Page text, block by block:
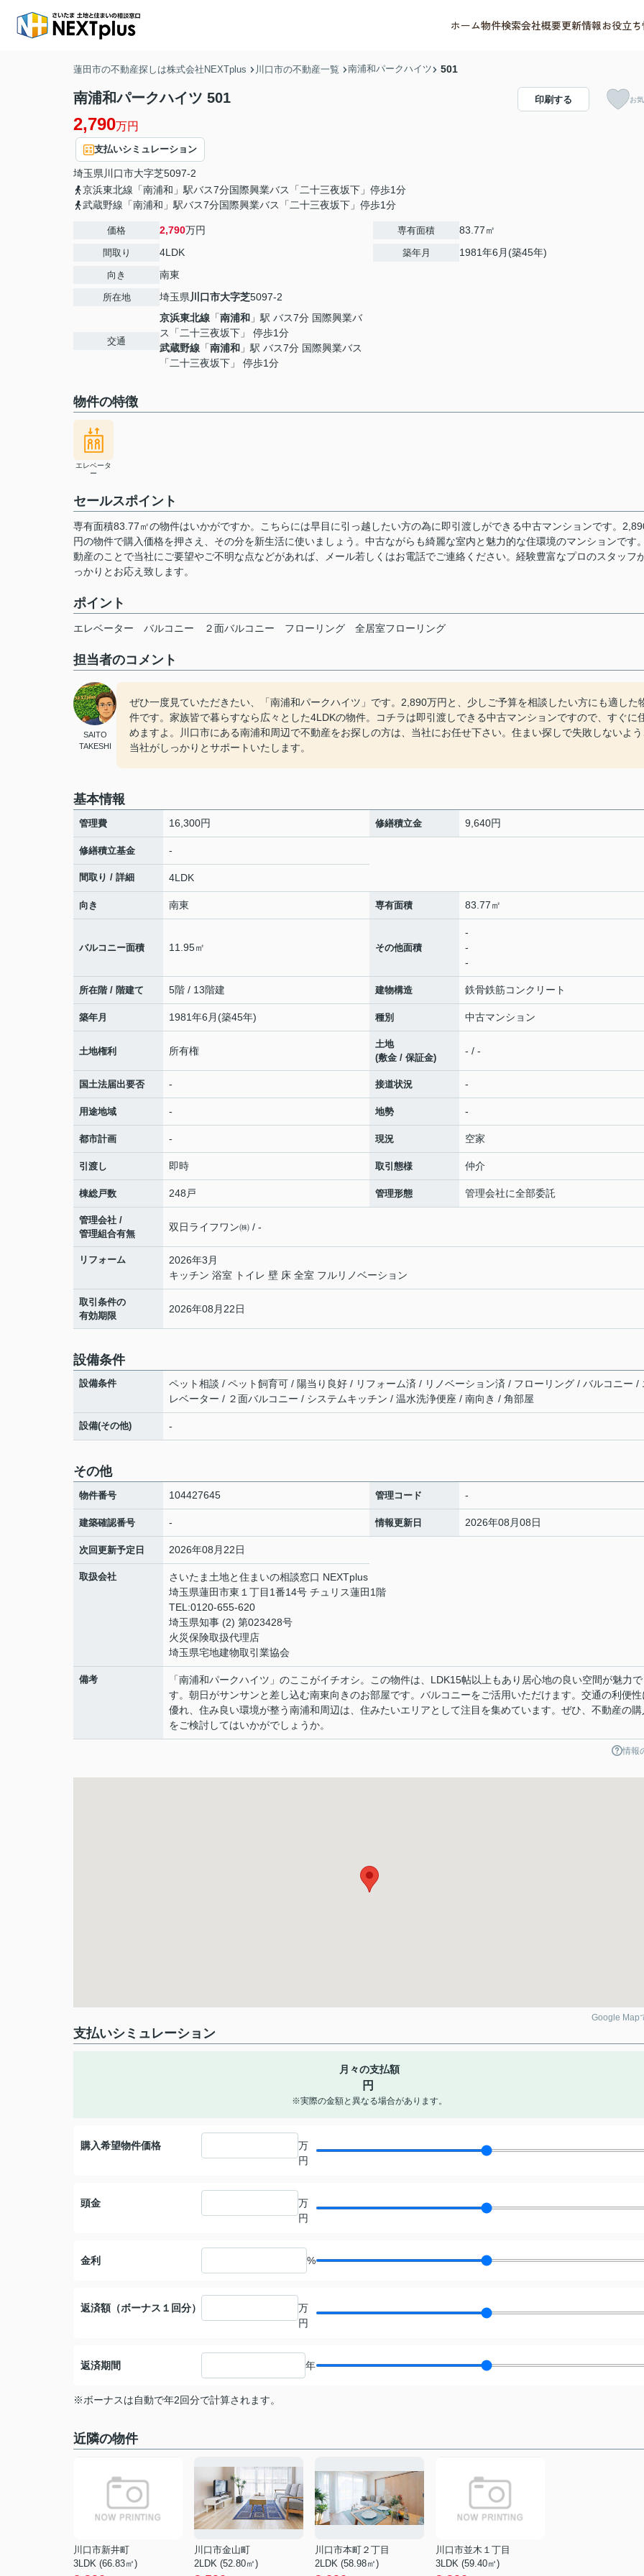
ホーム物件検索会社概要更新情報お役立
蓮田市の不動産探しは株式会社NEXTplus 川口市の不動産一覧 南浦和パークハイツ 501
南浦和パークハイツ 501
2,790万円
支払いシミュレーション
埼玉県 川口市大字芝5097-2
京浜東北線「南浦和」駅バス7分国際興業バス「二十三夜坂下」停歩1分
武蔵野線「南浦和」駅バス7分国際興業バス「二十三夜坂下」停歩1分
印刷する お
価格 2,790万円
間取り 4LDK
向き 南東
所在地 埼玉県川口市大字芝5097-2
交通
京浜東北線 「南浦和 」駅 バス7分 国際興業バ
ス「二十三夜坂下」 停歩1分
武蔵野線 「南浦和 」駅 バス7分 国際興業バス
「二十三夜坂下」 停歩1分
専有面積 83.77㎡
築年月 1981年6月(築45年)
物件の特徴
エレベータ
ー
セールスポイント
専有面積83.77㎡の物件はいかがですか。こちらには早目に引っ越したい方の為に即引渡しができる中古マンションです。
円の物件で購入価格を押さえ、その分を新生活に使いましょう。中古ながらも綺麗な室内と魅力的な住環境のマンションです
動産のことで当社にご要望やご不明な点などがあれば、メール若しくはお電話でご連絡ください。経験豊富なプロのスタッフ
っかりとお応え致します。
ポイント
エレベーター バルコニー ２面バルコニー フローリング 全居室フローリング
担当者のコメント
SAITO
TAKESHI
ぜひ一度見ていただきたい、「南浦和パークハイツ」です。2,890万円と、少しご予算を相談したい方にも適した
件です。家族皆で暮らすなら広々とした4LDKの物件。コチラは即引渡しできる中古マンションですので、すぐに
めますよ。川口市にある南浦和周辺で不動産をお探しの方は、当社にお任せ下さい。住まい探しで失敗しないよ
当社がしっかりとサポートいたします。
基本情報
管理費 16,300円 修繕積立金 9,640円
修繕積立基金 -
間取り / 詳細 4LDK
向き 南東 専有面積 83.77㎡
バルコニー面積 11.95㎡ その他面積
-
-
-
所在階 / 階建て 5階 / 13階建 建物構造 鉄骨鉄筋コンクリート
築年月 1981年6月(築45年) 種別 中古マンション
土地権利 所有権
土地
(敷金 / 保証金)
- / -
国土法届出要否 - 接道状況 -
用途地域 - 地勢 -
都市計画 - 現況 空家
引渡し 即時 取引態様 仲介
棟総戸数 248戸 管理形態 管理会社に全部委託
管理会社 /
管理組合有無
双日ライフワン㈱ / -
リフォーム
2026年3月
キッチン 浴室 トイレ 壁 床 全室 フルリノベーション
取引条件の
有効期限
2026年08月22日
設備条件
設備条件
ペット相談 / ペット飼育可 / 陽当り良好 / リフォーム済 / リノベーション済 / フローリング / バルコニー /
レベーター / ２面バルコニー / システムキッチン / 温水洗浄便座 / 南向き / 角部屋
設備(その他) -
その他
物件番号 104427645 管理コード -
建築確認番号 - 情報更新日 2026年08月08日
次回更新予定日 2026年08月22日
取扱会社
さいたま土地と住まいの相談窓口 NEXTplus
埼玉県蓮田市東１丁目1番14号 チュリス蓮田1階
TEL:0120-655-620
埼玉県知事 (2) 第023428号
火災保険取扱代理店
埼玉県宅地建物取引業協会
備考
「南浦和パークハイツ」のここがイチオシ。この物件は、LDK15帖以上もあり居心地の良い空間が魅力で
す。朝日がサンサンと差し込む南東向きのお部屋です。バルコニーをご活用いただけます。交通の利便性
優れ、住み良い環境が整う南浦和周辺は、住みたいエリアとして注目を集めています。ぜひ、不動産の購
をご検討してはいかがでしょうか。
情報
Google Map
支払いシミュレーション
月々の支払額
円
※実際の金額と異なる場合があります。
購入希望物件価格
万
円
頭金
万
円
金利 %
返済額（ボーナス１回分）
万
円
返済期間 年
※ボーナスは自動で年2回分で計算されます。
近隣の物件
川口市新井町
3LDK (66.83㎡)
川口市金山町
2LDK (52.80㎡)
川口市本町２丁目
2LDK (58.98㎡)
川口市並木１丁目
3LDK (59.40㎡)